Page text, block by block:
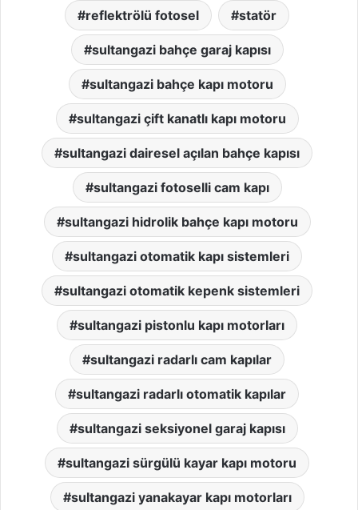
reflektrölü fotosel statör
sultangazi bahçe garaj kapısı
sultangazi bahçe kapı motoru
sultangazi çift kanatlı kapı motoru
sultangazi dairesel açılan bahçe kapısı
sultangazi fotoselli cam kapı
sultangazi hidrolik bahçe kapı motoru
sultangazi otomatik kapı sistemleri
sultangazi otomatik kepenk sistemleri
sultangazi pistonlu kapı motorları
sultangazi radarlı cam kapılar
sultangazi radarlı otomatik kapılar
sultangazi seksiyonel garaj kapısı
sultangazi sürgülü kayar kapı motoru
sultangazi yanakayar kapı motorları